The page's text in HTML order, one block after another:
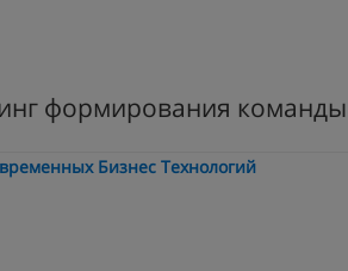
формирования команды
Бизнес Технологий